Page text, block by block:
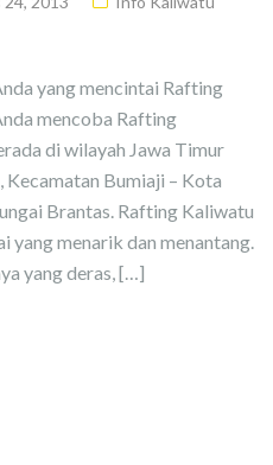
yang mencintai Rafting
mencoba Rafting
di wilayah Jawa Timur
Kecamatan Bumiaji – Kota
Brantas. Rafting Kaliwatu
yang menarik dan menantang.
yang deras, […]